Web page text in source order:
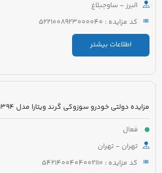
البرز - ساوجبلاغ
کد مزایده : 5221008923000040
اطلاعات بیشتر
مزایده دولتی خودرو سوزوکی گرند ویتارا مدل 1394
فعال
تهران - تهران
کد مزایده : 5421400404002110